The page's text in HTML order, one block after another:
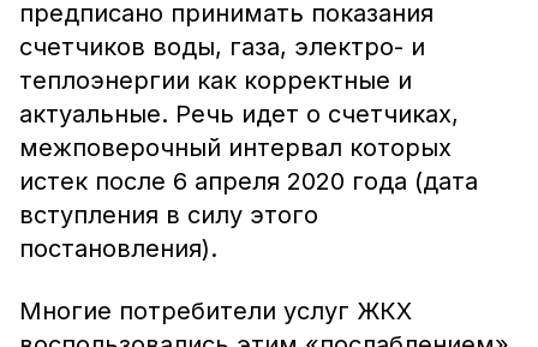
предписано принимать показания
счетчиков воды, газа, электро- и
теплоэнергии как корректные и
актуальные. Речь идет о счетчиках,
межповерочный интервал которых
истек после 6 апреля 2020 года (дата
вступления в силу этого
постановления).
Многие потребители услуг ЖКХ